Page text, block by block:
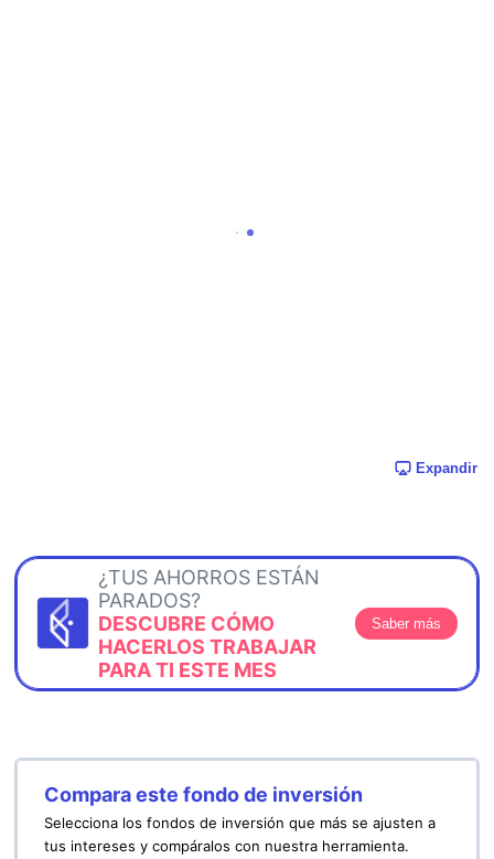
Expandir
¿TUS AHORROS ESTÁN
PARADOS?
DESCUBRE CÓMO
HACERLOS TRABAJAR
PARA TI ESTE MES
Saber más
Compara este fondo de inversión
Selecciona los fondos de inversión que más se ajusten a
tus intereses y compáralos con nuestra herramienta.